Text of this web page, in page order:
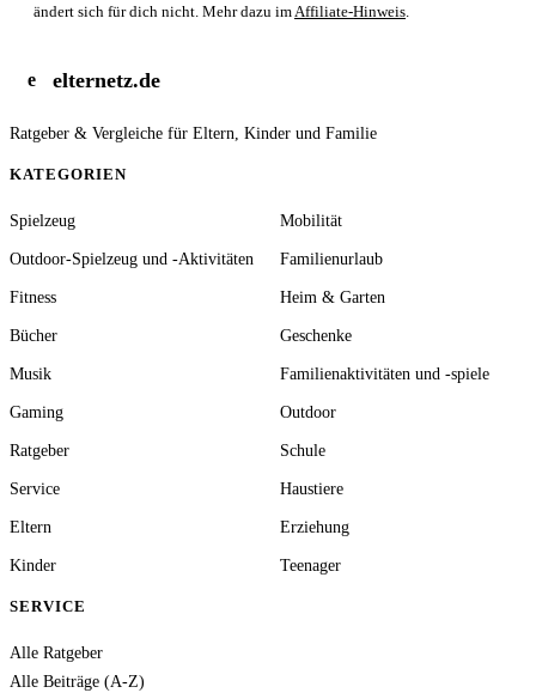
ändert sich für dich nicht. Mehr dazu im Affiliate-Hinweis
e elternetz.de
Ratgeber & Vergleiche für Eltern, Kinder und Familie
KATEGORIEN
Spielzeug Mobilität
Outdoor-Spielzeug und -Aktivitäten Familienurlaub
Fitness Heim & Garten
Bücher Geschenke
Musik Familienaktivitäten und -spiele
Gaming Outdoor
Ratgeber Schule
Service Haustiere
Eltern Erziehung
Kinder Teenager
SERVICE
Alle Ratgeber
Alle Beiträge (A-Z)